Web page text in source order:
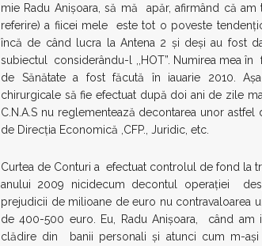
mie Radu Anişoara, să mă apăr, afirmând că
referire) a fiicei mele este tot o poveste
încă de când lucra la Antena 2 şi deşi au fost
subiectul considerându-l ,,HOT”. Numirea mea
de Sănătate a fost făcută în iauarie 2010.
chirurgicale să fie efectuat după doi ani de zile
C.N.A.S nu reglementează decontarea unor
de Direcţia Economică ,CFP., Juridic, etc.
Curtea de Conturi a efectuat controlul de fond la
anului 2009 nicidecum decontul operaţiei
prejudicii de milioane de euro nu contravaloarea
de 400-500 euro. Eu, Radu Anişoara, când am
clădire din banii personali şi atunci cum m-